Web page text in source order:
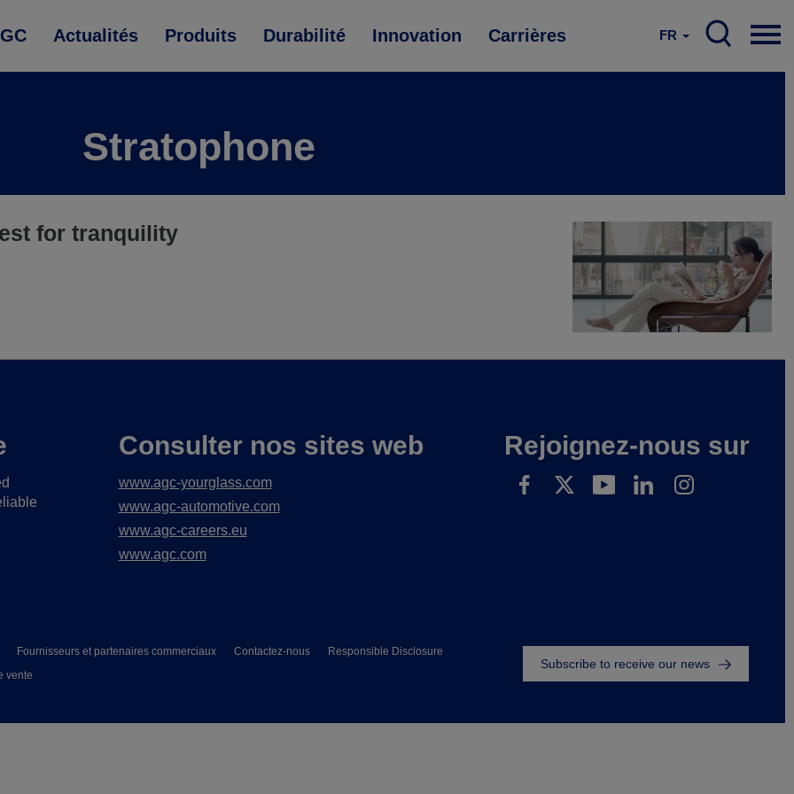
Actualités Produits Durabilité Innovation Carrières FR
Stratophone
for tranquility
Consulter nos sites web
www.agc-yourglass.com
www.agc-automotive.com
www.agc-careers.eu
www.agc.com
Rejoignez-nous sur
Footer
Fournisseurs et partenaires commerciaux Contactez-nous
Responsible Disclosure
vente
Subscribe to receive our news